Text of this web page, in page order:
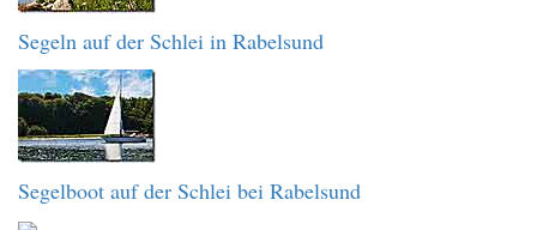
Segeln auf der Schlei in Rabelsund
Segelboot auf der Schlei bei Rabelsund